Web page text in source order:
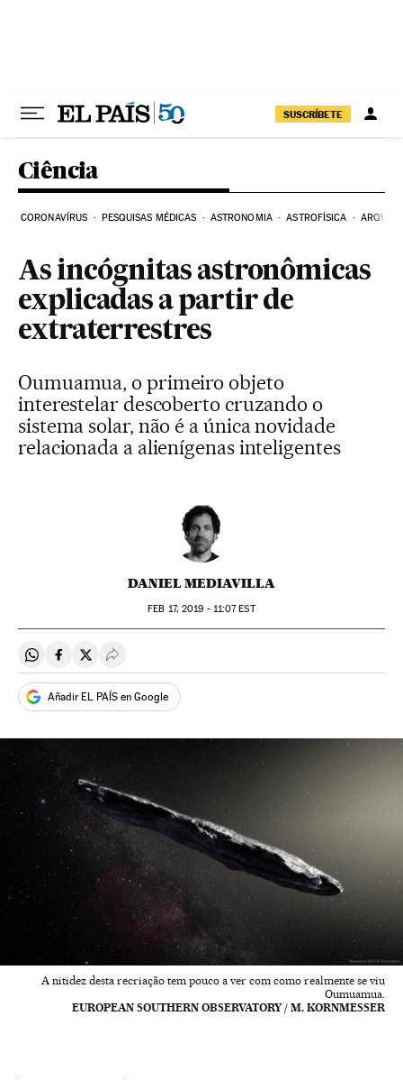
SUSCRÍBETE
Ciência
CORONAVÍRUS PESQUISAS MÉDICAS ASTRONOMIA ASTROFÍSICA
As incógnitas astronômicas
explicadas a partir de
extraterrestres
Oumuamua, o primeiro objeto
interestelar descoberto cruzando o
sistema solar, não é a única novidade
relacionada a alienígenas inteligentes
DANIEL MEDIAVILLA
FEB 17, 2019 - 11:07EST
Compartir en Whatsapp
Compartir en Facebook
Compartir en Twitter
Desplegar Redes Sociales
Añadir EL PAÍS en Google
A nitidez desta recriação tem pouco a ver com como realmente se viu
Oumuamua.
EUROPEAN SOUTHERN OBSERVATORY / M. KORNMESSER